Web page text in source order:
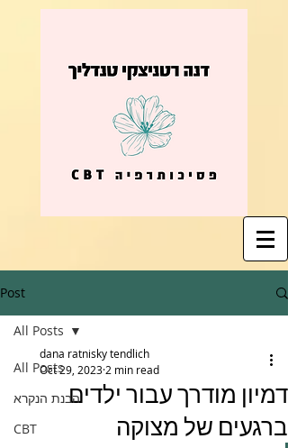
Post
All Posts
הבנת הנקרא
CBT
All Posts
דמיון מודרך עבור ילדים
ברגעים של מצוקה
dana ratnisky tendlich
Oct 29, 2023 2 min read